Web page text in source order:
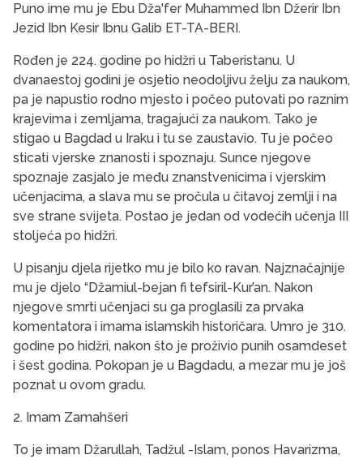
Puno ime mu je Ebu Dža'fer Muhammed Ibn Džerir Ibn
Jezid Ibn Kesir Ibnu Galib ET-TA-BERI.
Rođen je 224. godine po hidžri u Taberistanu. U
dvanaestoj godini je osjetio neodoljivu želju za naukom,
pa je napustio rodno mjesto i počeo putovati po raznim
krajevima i zemljama, tragajući za naukom. Tako je
stigao u Bagdad u Iraku i tu se zaustavio. Tu je počeo
sticati vjerske znanosti i spoznaju. Sunce njegove
spoznaje zasjalo je među znan­stvenicima i vjerskim
učenjacima, a slava mu se pročula u čitavoj zemlji i na
sve strane svijeta. Postao je jedan od vodećih učenja III
stoljeća po hidžri.
U pisanju djela rijetko mu je bilo ko ravan. Najznačajnije
mu je djelo “Džamiul-bejan fi tefsiril-Kur’an. Nakon
njegove smrti učenjaci su ga proglasili za prvaka
komentatora i imama islamskih historičara. Umro je 310.
godine po hidžri, nakon što je proživio punih osamdeset
i šest godina. Pokopan je u Bagdadu, a mezar mu je još
poznat u ovom gradu.
2. Imam Zamahšeri
To je imam Džarullah, Tadžul -Islam, ponos Havarizma,